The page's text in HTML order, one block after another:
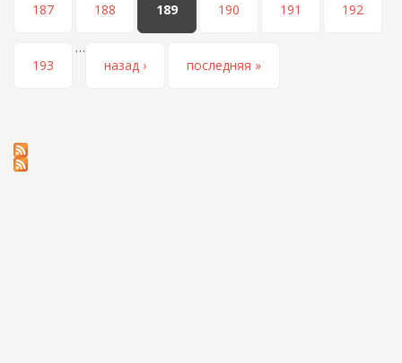
187 188 189 190 191 192
193
…
назад ›
последняя »